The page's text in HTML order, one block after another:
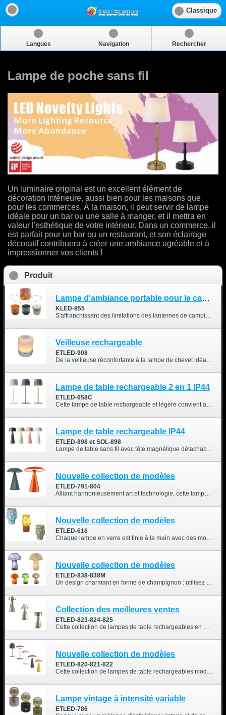
Classique
Langues Navigation Rechercher
Lampe de poche sans fil
Un luminaire original est un excellent élément de
décoration intérieure, aussi bien pour les maisons que
pour les commerces. À la maison, il peut servir de lampe
idéale pour un bar ou une salle à manger, et il mettra en
valeur l'esthétique de votre intérieur. Dans un commerce, il
est parfait pour un bar ou un restaurant, et son éclairage
décoratif contribuera à créer une ambiance agréable et à
impressionner vos clients !
Produit
Lampe d'ambiance portable pour le camping
KLED-855
S'affranchissant des limitations des lanternes de camping traditionnelles, la KLED-855 dissimule astucieusement une douce lueur étoilée dans son format compact. Il suffit de tirer sur la guirlande lumineuse cachée pour créer instantanément une ambiance romantique et chaleureuse sous votre tente, votre auvent ou lors de vos réunions en plein air. Une fois la guirlande rétractée, elle se transforme en un clin d'œil en lampe de table diffusant une lumière douce et tamisée. Alliant esthétique et fonctionnalité, cette solution d'éclairage innovante offre une expérience visuelle inédite, aussi bien pour vos explorations en pleine nature que pour votre quotidien.
Veilleuse rechargeable
ETLED-908
De la veilleuse réconfortante à la lampe de chevet idéale pour vos escapades camping du week-end, la veilleuse rechargeable ETLED-908 s'adapte à votre style de vie. Grâce à son design tactile intuitif, ses réglages d'éclairage flexibles et son exceptionnelle portabilité, cette veilleuse est parfaite pour se détendre à la maison comme pour profiter pleinement du mode de vie australien, actif et tourné vers le plein air.
Lampe de table rechargeable 2 en 1 IP44
ETLED-658C
Cette lampe de table rechargeable et légère convient aussi bien à l'intérieur qu'à l'extérieur et est idéale pour agrémenter votre table à manger. Elle est également étanche grâce à son indice de protection IP44.
Lampe de table rechargeable IP44
ETLED-898 et SOL-898
Lampe de table sans fil avec tête magnétique détachable, rotation à 360° et double option d'alimentation (rechargeable ou solaire).
Nouvelle collection de modèles
ETLED-791-804
Alliant harmonieusement art et technologie, cette lampe de table sans fil est dotée d'un abat-jour magnétique pivotant et d'une commande tactile de variation d'intensité, vous permettant de moduler la lumière avec élégance et précision. Idéale pour les intérieurs contemporains, les hôtels et les cafés en quête de flexibilité et d'une ambiance raffinée.
Nouvelle collection de modèles
ETLED-616
Chaque lampe en verre est finie à la main avec des motifs floraux éclatants, diffusant une lumière magnifique et créant une ambiance joyeuse. Grâce à sa douce lumière chaude et modulable et à sa batterie rechargeable, elle transforme les moments ordinaires en instants chaleureux et colorés.
Nouvelle collection de modèles
ETLED-838-838M
Un design charmant en forme de champignon : utilisez notre adorable mini lampe de table pour embellir votre espace avec sa ravissante forme de champignon.
Collection des meilleures ventes
ETLED-823-824-825
Cette collection de lampes de table rechargeables en métal allie un design élégant à une fonctionnalité pratique, idéale pour les maisons, les restaurants ou les espaces commerciaux. Disponible en trois styles uniques, elle offre des options polyvalentes pour s'adapter à différents intérieurs et préférences.
Nouvelle collection de modèles
ETLED-820-821-822
Cette collection de lampes de table rechargeables modernes allie un design élégant à une fonctionnalité pratique, idéale pour les maisons, les restaurants ou les espaces commerciaux. Disponible en quatre couleurs élégantes (rouge, blanc, noir et jaune) et cinq styles uniques, elle offre des options polyvalentes pour s'adapter à différents intérieurs et préférences.
Lampe vintage à intensité variable
ETLED-786